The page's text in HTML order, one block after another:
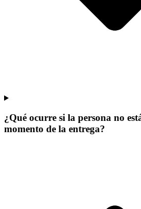
¿Qué ocurre si la persona no
momento de la entrega?